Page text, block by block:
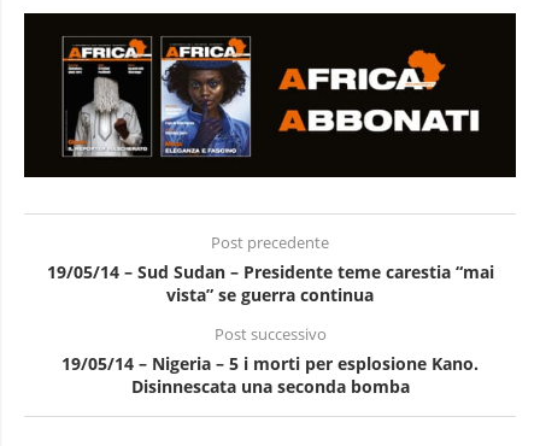
Post precedente
19/05/14 – Sud Sudan – Presidente teme carestia “mai
vista” se guerra continua
Post successivo
19/05/14 – Nigeria – 5 i morti per esplosione Kano.
Disinnescata una seconda bomba